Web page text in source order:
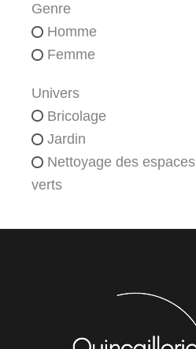
Genre
Homme
Femme
Univers
Bricolage
Jardin
Nettoyage des espaces
verts